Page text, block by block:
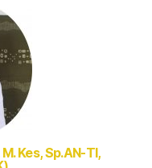
Kes, Sp.AN-TI,